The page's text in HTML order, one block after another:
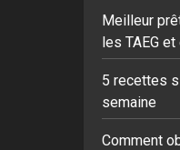
Meilleur
les TAEG
5 recettes
semaine
Comment